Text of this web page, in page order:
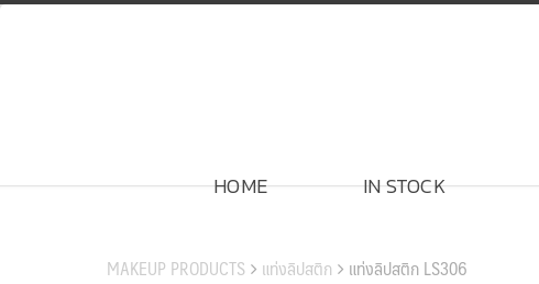
Skip
HOME IN STOCK
MAKEUP PRODUCTS แท่งลิปสติก แท่งลิปสติก LS306